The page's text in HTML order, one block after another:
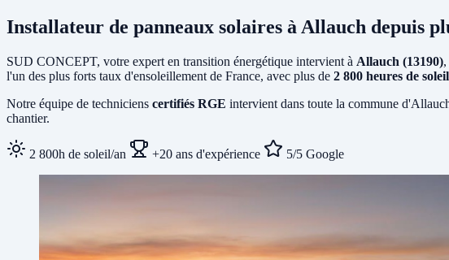
Installateur de panneaux solaires à Allauch depuis
SUD CONCEPT, votre expert en transition énergétique intervient à Allauch (13190)
l'un des plus forts taux d'ensoleillement de France, avec plus de 2 800 heures de
Notre équipe de techniciens certifiés RGE intervient dans toute la commune
chantier.
2 800h de soleil/an +20 ans d'expérience 5/5 Google